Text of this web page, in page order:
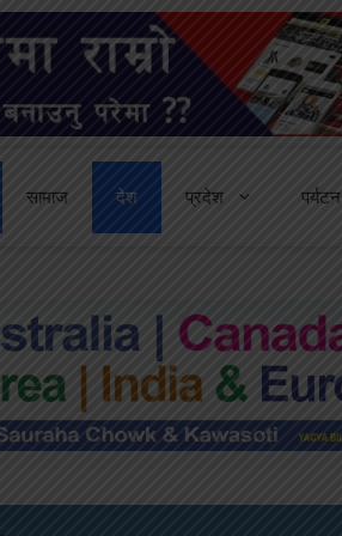
सामाज देश प्रदेश पर्यटन